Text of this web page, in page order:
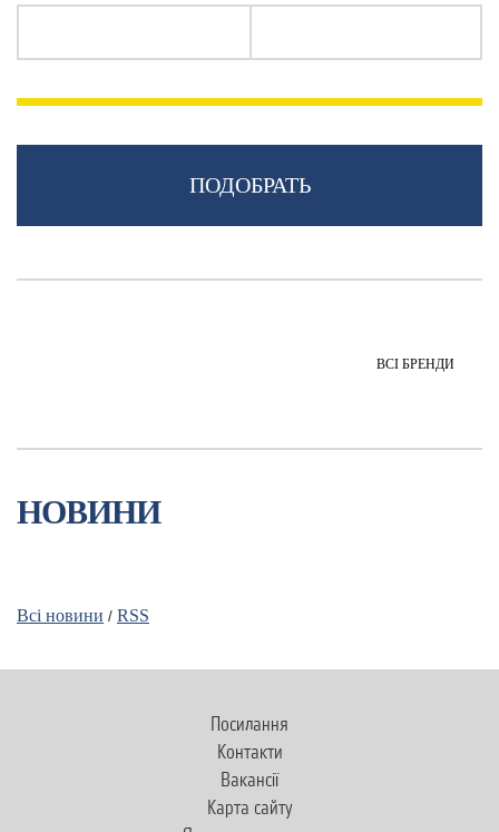
ВСІ БРЕНДИ
НОВИНИ
Всi новини / RSS
Посилання
Контакти
Вакансії
Карта сайту